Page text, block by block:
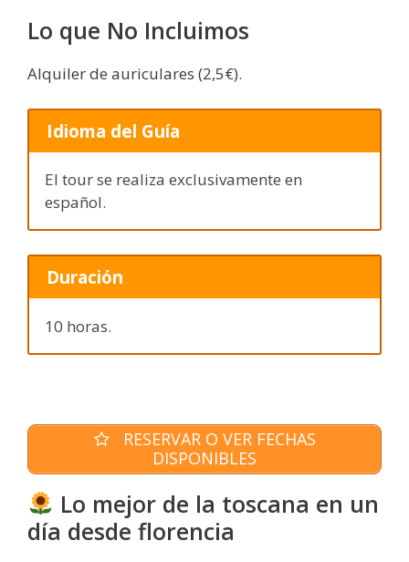
Lo que No Incluimos
Alquiler de auriculares (2,5€).
Idioma del Guía
El tour se realiza exclusivamente en
español.
Duración
10 horas.
RESERVAR O VER FECHAS
DISPONIBLES
Lo mejor de la toscana en un
día desde florencia